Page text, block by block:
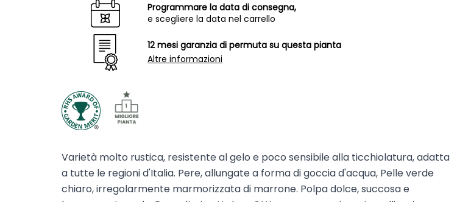
Programmare la data di consegna,
e scegliere la data nel carrello
12 mesi garanzia di permuta su questa pianta
Altre informazioni
Varietà molto rustica, resistente al gelo e poco sensibile alla ticchiolatura, adatta
a tutte le regioni d'Italia. Pere, allungate a forma di goccia d'acqua, Pelle verde
chiaro, irregolarmente marmorizzata di marrone. Polpa dolce, succosa e